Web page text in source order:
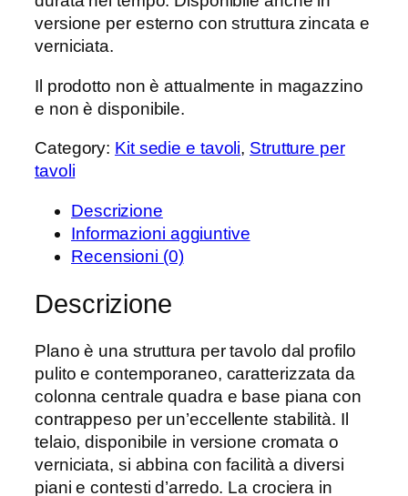
versione per esterno con struttura zincata e
verniciata.
Il prodotto non è attualmente in magazzino
e non è disponibile.
Category: Kit sedie e tavoli, Strutture per
tavoli
Descrizione
Informazioni aggiuntive
Recensioni (0)
Descrizione
Plano è una struttura per tavolo dal profilo
pulito e contemporaneo, caratterizzata da
colonna centrale quadra e base piana con
contrappeso per un’eccellente stabilità. Il
telaio, disponibile in versione cromata o
verniciata, si abbina con facilità a diversi
piani e contesti d’arredo. La crociera in